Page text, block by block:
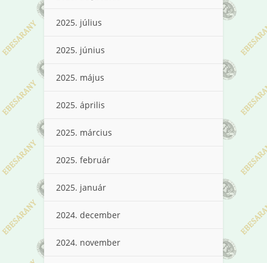
2025. július
2025. június
2025. május
2025. április
2025. március
2025. február
2025. január
2024. december
2024. november